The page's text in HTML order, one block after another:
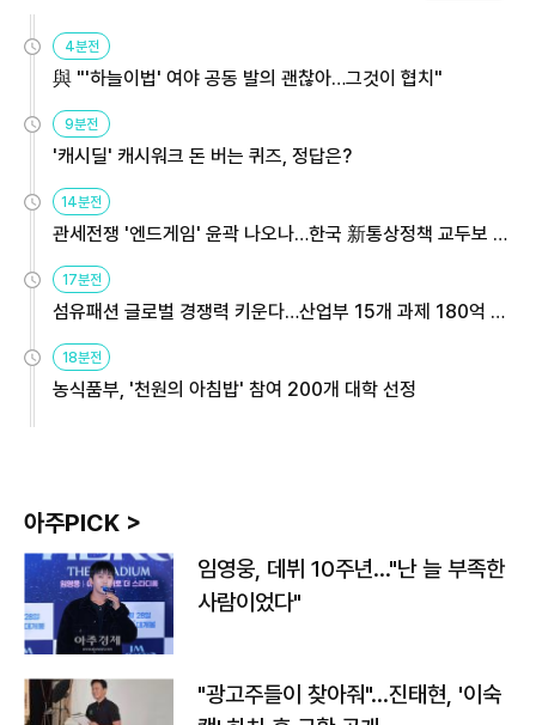
4분전
與 "'하늘이법' 여야 공동 발의 괜찮아…그것이 협치"
9분전
'캐시딜' 캐시워크 돈 버는 퀴즈, 정답은?
14분전
관세전쟁 '엔드게임' 윤곽 나오나…한국 新통상정책 교두보 활
용해야
17분전
섬유패션 글로벌 경쟁력 키운다…산업부 15개 과제 180억 지
원
18분전
농식품부, '천원의 아침밥' 참여 200개 대학 선정
아주PICK >
임영웅, 데뷔 10주년…"난 늘 부족한
사람이었다"
"광고주들이 찾아줘"…진태현, '이숙